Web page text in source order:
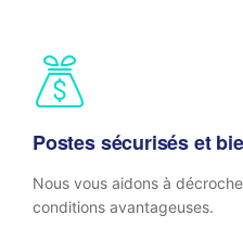
Postes sécurisés et
Nous vous aidons à
conditions avantageuses.